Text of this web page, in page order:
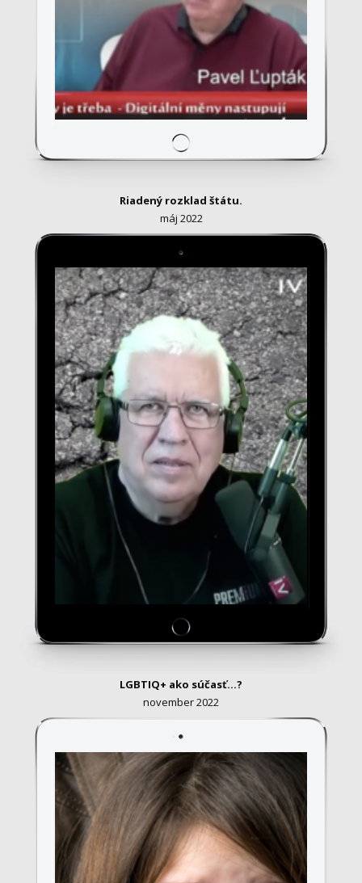
Riadený rozklad štátu.
máj 2022
LGBTIQ+ ako súčasť...?
november 2022